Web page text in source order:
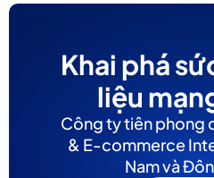
Khai phá
liệu
Công ty tiên phong
& E-commerce
Nam và